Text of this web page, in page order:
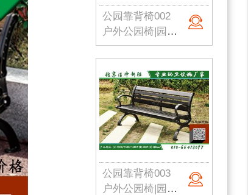
公园靠背椅002
户外公园椅|园林座椅|小区路椅|公园长椅|校园户外椅|洁净新雅 定制批发
公园靠背椅003
户外公园椅|园林座椅|小区路椅|公园长椅|校园户外椅|洁净新雅 定制批发